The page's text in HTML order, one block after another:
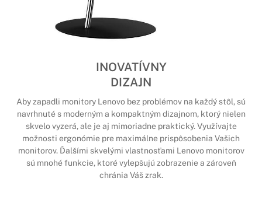
INOVATÍVNY
DIZAJN
Aby zapadli monitory Lenovo bez problémov na každý stôl, sú
navrhnuté s moderným a kompaktným dizajnom, ktorý nielen
skvelo vyzerá, ale je aj mimoriadne praktický. Využívajte
možnosti ergonómie pre maximálne prispôsobenia Vašich
monitorov. Ďalšími skvelými vlastnosťami Lenovo monitorov
sú mnohé funkcie, ktoré vylepšujú zobrazenie a zároveň
chránia Váš zrak.